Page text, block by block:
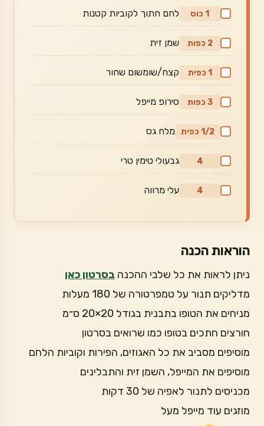
1 כוס לחם חתוך לקוביות קטנות
2 כפות שמן זית
1 כפית קצח/שומשום שחור
3 כפות סירופ מייפל
1/2 כפית מלח גס
4 גבעולי טימין טרי
4 עלי מרווה
הוראות הכנה
ניתן לראות את כל שלבי ההכנה בסרטון כאן
מדליקים תנור על טמפרטורה של 180 מעלות
מניחים את הטופו בתבנית בגודל 20×20 ס״מ
חורצים חתכים בטופו כמו שרואים בסרטון
מוסיפים מסביב את כל האגוזים, הפירות וקוביות הלחם
מוסיפים את המייפל, השמן זית והתבלינים
מכניסים לתנור לאפיה של 30 דקות
מוזגים עוד מייפל מעל